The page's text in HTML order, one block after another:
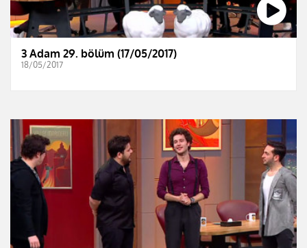
3 Adam 29. bölüm (17/05/2017)
18/05/2017